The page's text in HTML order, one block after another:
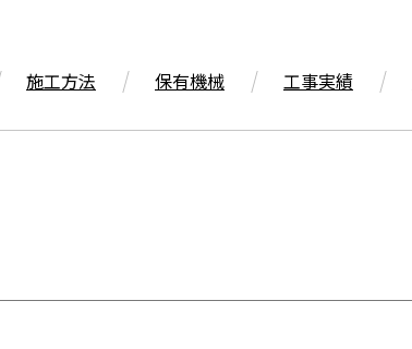
施工方法 保有機械 工事実績